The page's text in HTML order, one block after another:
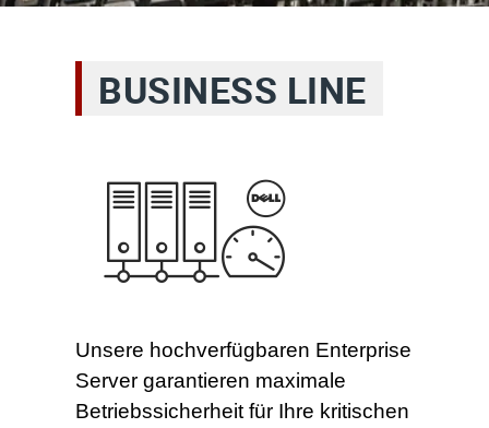
BUSINESS LINE
Unsere hochverfügbaren Enterprise
Server garantieren maximale
Betriebssicherheit für Ihre kritischen